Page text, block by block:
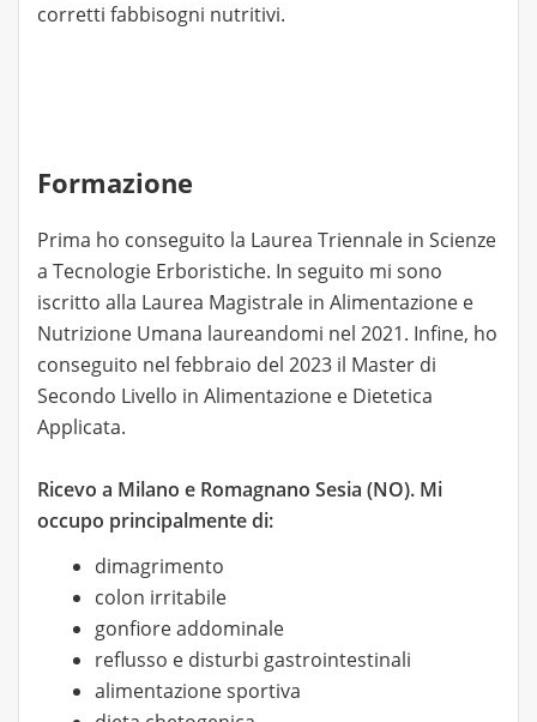
corretti fabbisogni nutritivi.
Formazione
Prima ho conseguito la Laurea Triennale in Scienze
a Tecnologie Erboristiche. In seguito mi sono
iscritto alla Laurea Magistrale in Alimentazione e
Nutrizione Umana laureandomi nel 2021. Infine, ho
conseguito nel febbraio del 2023 il Master di
Secondo Livello in Alimentazione e Dietetica
Applicata.
Ricevo a Milano e Romagnano Sesia (NO). Mi
occupo principalmente di:
dimagrimento
colon irritabile
gonfiore addominale
reflusso e disturbi gastrointestinali
alimentazione sportiva